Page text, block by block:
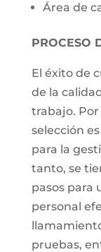
Área de
PROCESO
El éxito de
de la
trabajo.
selección
para la
tanto, se
pasos para
personal
pruebas,